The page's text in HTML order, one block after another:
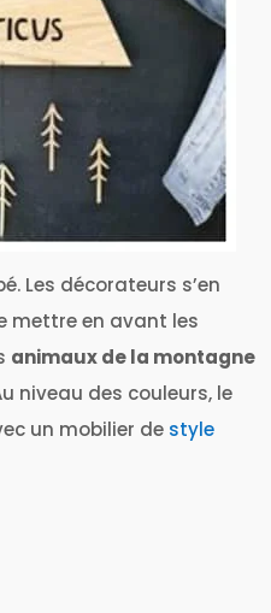
Les décorateurs s’en
mettre en avant les
animaux de la montagne
niveau des couleurs, le
un mobilier de style